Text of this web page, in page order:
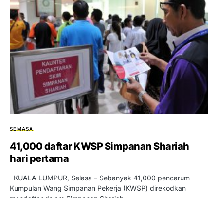
SEMASA
41,000 daftar KWSP Simpanan Shariah
hari pertama
KUALA LUMPUR, Selasa – Sebanyak 41,000 pencarum
Kumpulan Wang Simpanan Pekerja (KWSP) direkodkan